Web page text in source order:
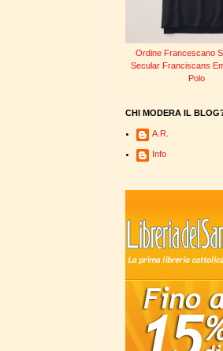
Ordine Francescano
Secular Franciscans
Polo
CHI MODERA IL
A.R.
Info